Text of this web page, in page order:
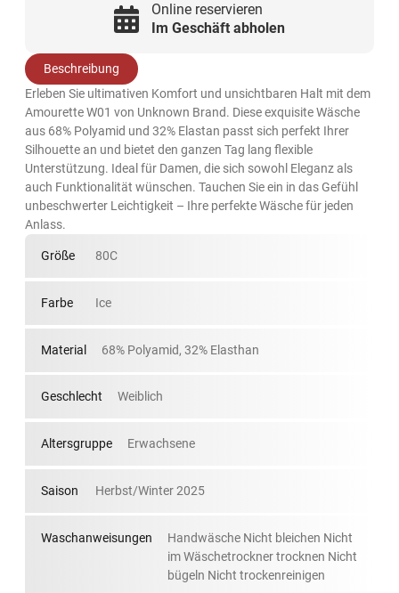
Online reservieren
Im Geschäft abholen
Beschreibung
Erleben Sie ultimativen Komfort und unsichtbaren Halt mit dem
Amourette W01 von Unknown Brand. Diese exquisite Wäsche
aus 68% Polyamid und 32% Elastan passt sich perfekt Ihrer
Silhouette an und bietet den ganzen Tag lang flexible
Unterstützung. Ideal für Damen, die sich sowohl Eleganz als
auch Funktionalität wünschen. Tauchen Sie ein in das Gefühl
unbeschwerter Leichtigkeit – Ihre perfekte Wäsche für jeden
Anlass.
Größe 80C
Farbe Ice
Material 68% Polyamid, 32% Elasthan
Geschlecht Weiblich
Altersgruppe Erwachsene
Saison Herbst/Winter 2025
Waschanweisungen
Handwäsche Nicht bleichen Nicht
im Wäschetrockner trocknen Nicht
bügeln Nicht trockenreinigen